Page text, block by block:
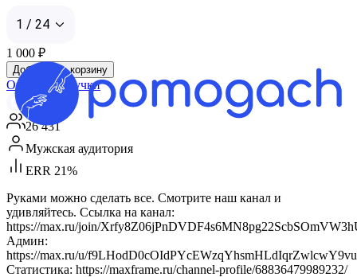
1 / 24
1 000 ₽
Добавить в корзину
ОчУмелые ручки
Max
26 431
Мужская аудитория
ERR 21%
Руками можно сделать все. Смотрите наш канал и
удивляйтесь. Ссылка на канал:
https://max.ru/join/
Админ:
https://max.ru/u/
Статистика: https://maxframe.ru/channel-profile/68836479989232/